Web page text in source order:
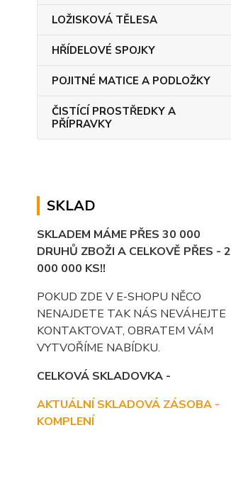
LOŽISKOVÁ TĚLESA
HŘÍDELOVÉ SPOJKY
POJITNÉ MATICE A PODLOŽKY
ČISTÍCÍ PROSTŘEDKY A
PŘÍPRAVKY
SKLAD
SKLADEM MÁME PŘES 30 000
DRUHŮ ZBOŽI A CELKOVĚ PŘES - 2
000 000 KS!!
POKUD ZDE V E-SHOPU NĚCO
NENAJDETE TAK NÁS NEVÁHEJTE
KONTAKTOVAT, OBRATEM VÁM
VYTVOŘÍME NABÍDKU.
CELKOVÁ SKLADOVKA -
AKTUÁLNÍ SKLADOVÁ ZÁSOBA -
KOMPLENÍ